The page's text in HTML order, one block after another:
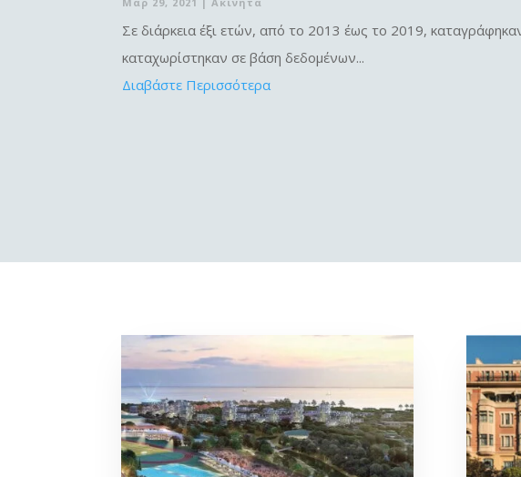
Σε διάρκεια έξι ετών, από το 2013 έως το 2019,
καταχωρίστηκαν σε βάση δεδομένων...
Διαβάστε Περισσότερα